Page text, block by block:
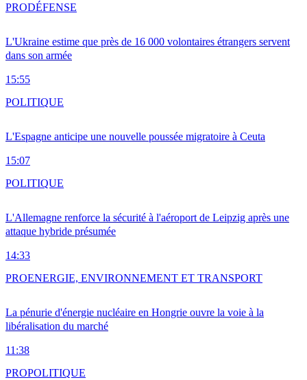
L'Ukraine estime que près de 16 000 volontaires étrangers servent
dans son armée
15:55
PRODÉFENSE
L'Espagne anticipe une nouvelle poussée migratoire à Ceuta
15:07
POLITIQUE
L'Allemagne renforce la sécurité à l'aéroport de Leipzig après une
attaque hybride présumée
14:33
POLITIQUE
La pénurie d'énergie nucléaire en Hongrie ouvre la voie à la
libéralisation du marché
11:38
PROENERGIE, ENVIRONNEMENT ET TRANSPORT
PROPOLITIQUE